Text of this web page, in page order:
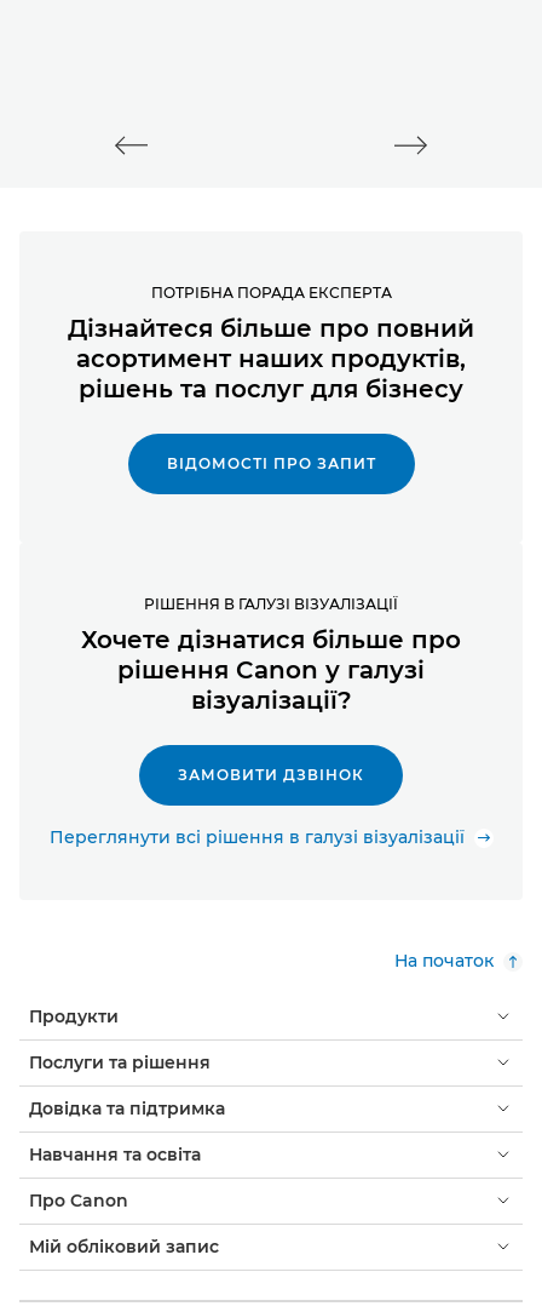
ПОТРІБНА ПОРАДА ЕКСПЕРТА
Дізнайтеся більше про повний
асортимент наших продуктів,
рішень та послуг для бізнесу
ВІДОМОСТІ ПРО ЗАПИТ
РІШЕННЯ В ГАЛУЗІ ВІЗУАЛІЗАЦІЇ
Хочете дізнатися більше про
рішення Canon у галузі
візуалізації?
ЗАМОВИТИ ДЗВІНОК
Переглянути всі рішення в галузі візуалізації
На початок
Продукти
Послуги та рішення
Довідка та підтримка
Навчання та освіта
Про Canon
Мій обліковий запис